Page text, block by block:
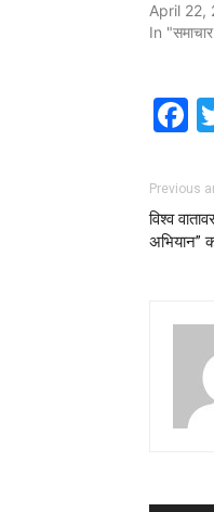
April 22,
In
Previous
विश्व
अभियान”